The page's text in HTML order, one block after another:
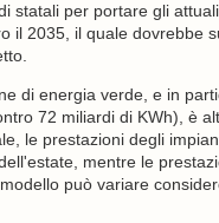
statali per portare gli
il 2035, il quale dovrebbe
di energia verde, e in
72 miliardi di KWh), è
le prestazioni degli
mentre le
può variare